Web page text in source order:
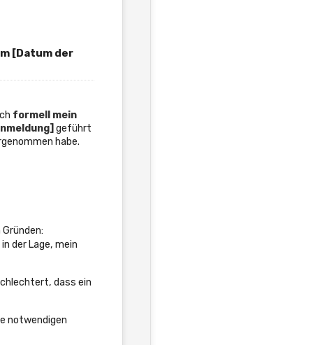
[Datum der
formell mein
geführt
habe.
der Lage, mein
dass ein
notwendigen